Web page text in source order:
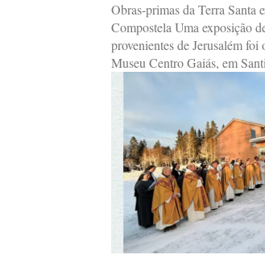
Obras-primas da Terra Santa
Compostela Uma exposição
provenientes de Jerusalém foi
Museu Centro Gaiás, em